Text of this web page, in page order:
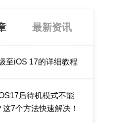
最新资讯
至iOS 17的详细教程
后待机模式不能
7个方法快速解决！